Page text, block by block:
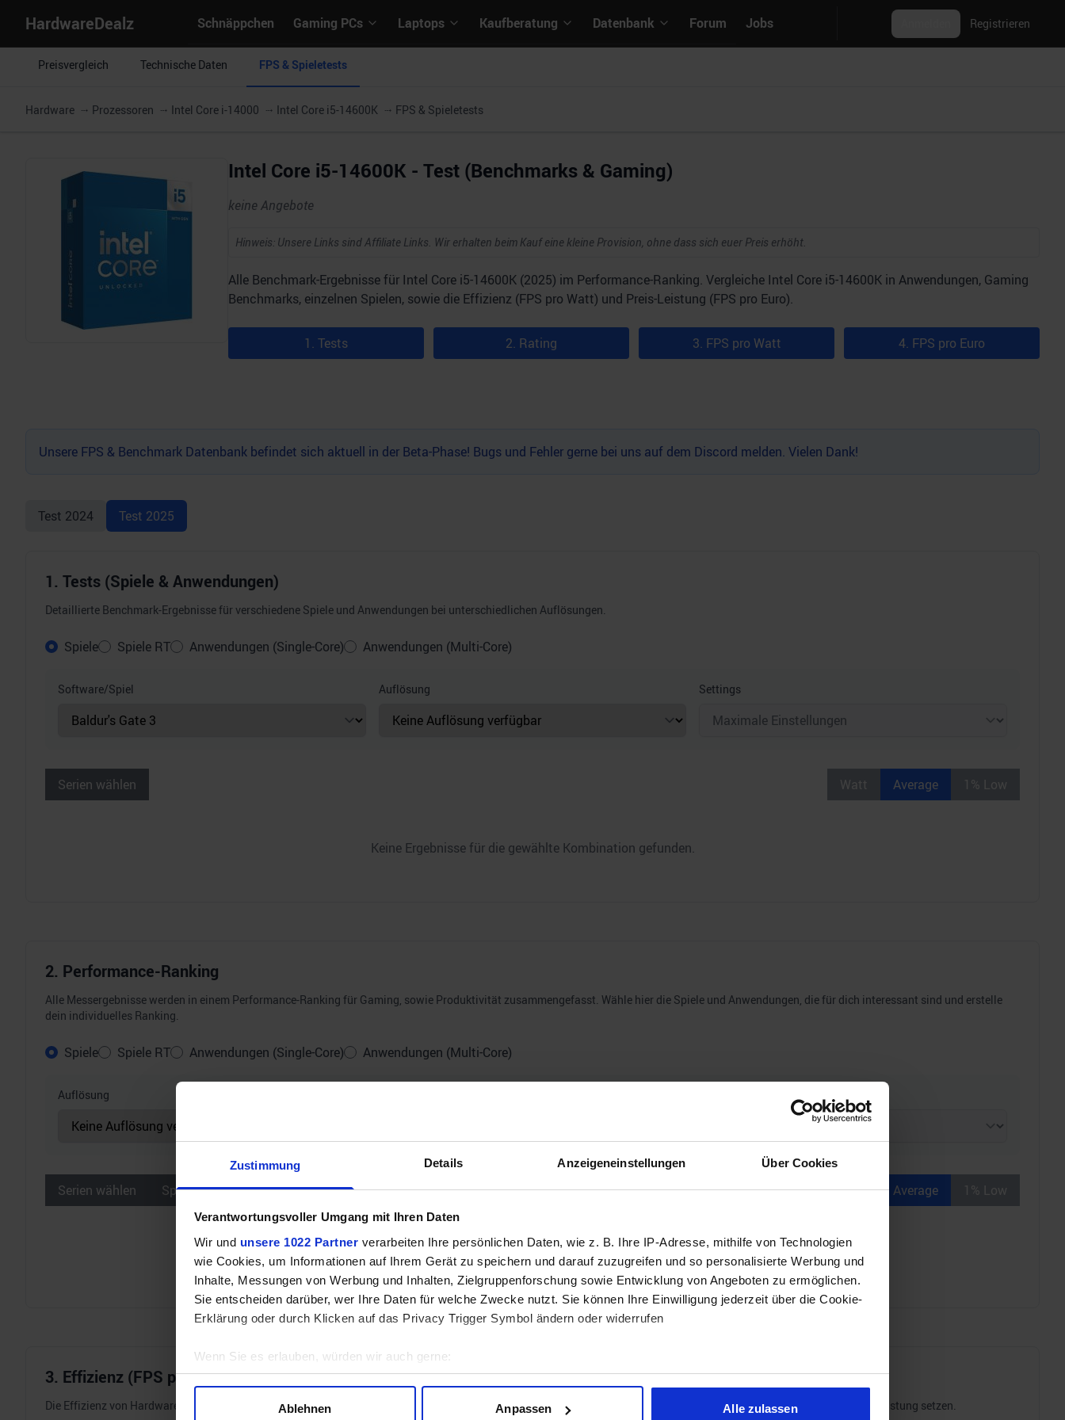
Zustimmung Details Anzeigeneinstellungen Über Cookies
Verantwortungsvoller Umgang mit Ihren Daten
Wir und unsere 1022 Partner verarbeiten Ihre persönlichen Daten, wie z. B. Ihre IP-Adresse, mithilfe von Technologien
wie Cookies, um Informationen auf Ihrem Gerät zu speichern und darauf zuzugreifen und so personalisierte Werbung und
Inhalte, Messungen von Werbung und Inhalten, Zielgruppenforschung sowie Entwicklung von Angeboten zu ermöglichen.
Sie entscheiden darüber, wer Ihre Daten für welche Zwecke nutzt. Sie können Ihre Einwilligung jederzeit über die Cookie-
Erklärung oder durch Klicken auf das Privacy Trigger Symbol ändern oder widerrufen
Wenn Sie es erlauben, würden wir auch gerne:
Informationen über Ihre geografische Lage erfassen, welche bis auf einige Meter genau sein können
Ablehnen Anpassen Alle zulassen
HardwareDealz Schnäppchen Gaming PCs Laptops Kaufberatung Datenbank Forum Jobs Registrieren
Preisvergleich Technische Daten FPS & Spieletests
Hardware Prozessoren Intel Core i-14000 Intel Core i5-14600K FPS & Spieletests
Intel Core i5-14600K - Test (Benchmarks & Gaming)
keine Angebote
Hinweis: Unsere Links sind Affiliate Links. Wir erhalten beim Kauf eine kleine Provision, ohne dass sich euer Preis erhöht.
Alle Benchmark-Ergebnisse für Intel Core i5-14600K (2025) im Performance-Ranking. Vergleiche Intel Core i5-14600K in Anwendungen, Gaming
Benchmarks, einzelnen Spielen, sowie die Effizienz (FPS pro Watt) und Preis-Leistung (FPS pro Euro).
1. Tests 2. Rating 3. FPS pro Watt 4. FPS pro Euro
Unsere FPS & Benchmark Datenbank befindet sich aktuell in der Beta-Phase! Bugs und Fehler gerne bei uns auf dem Discord melden. Vielen Dank!
Test 2024 Test 2025
1. Tests (Spiele & Anwendungen)
Detaillierte Benchmark-Ergebnisse für verschiedene Spiele und Anwendungen bei unterschiedlichen Auflösungen.
Spiele Spiele RT Anwendungen (Single-Core) Anwendungen (Multi-Core)
Software/Spiel Auflösung Settings
Serien wählen Watt Average 1% Low
Keine Ergebnisse für die gewählte Kombination gefunden.
2. Performance-Ranking
Alle Messergebnisse werden in einem Performance-Ranking für Gaming, sowie Produktivität zusammengefasst. Wähle hier die Spiele und Anwendungen, die für dich interessant sind und erstelle
dein individuelles Ranking.
Spiele Spiele RT Anwendungen (Single-Core) Anwendungen (Multi-Core)
Auflösung
Serien wählen Spiele wählen Average 1% Low
Keine Ergebnisse für die gewählte Kombination gefunden.
3. Effizienz (FPS pro Watt)
Die Effizienz von Hardware wird immer wichtiger. Darum errechnen wir für alle Tests die FPS und Punkte pro Watt und können so den Stromverbrauch ins Verhältnis zur Leistung setzen.